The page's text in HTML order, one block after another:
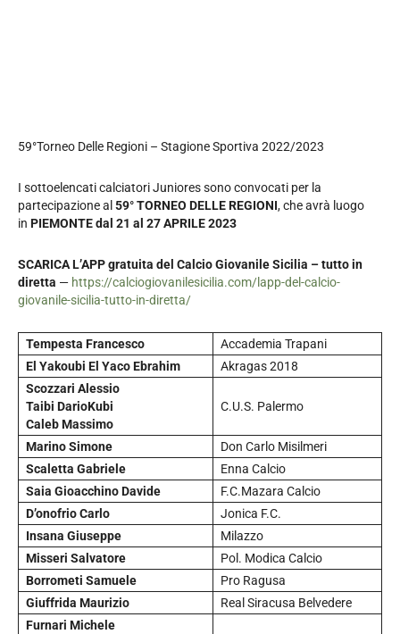
59°Torneo Delle Regioni – Stagione Sportiva 2022/2023
I sottoelencati calciatori Juniores sono convocati per la
partecipazione al 59° TORNEO DELLE REGIONI, che avrà luogo
in PIEMONTE dal 21 al 27 APRILE 2023
SCARICA L’APP gratuita del Calcio Giovanile Sicilia – tutto in
diretta — https://calciogiovanilesicilia.com/lapp-del-calcio-
giovanile-sicilia-tutto-in-diretta/
Tempesta Francesco
Accademia Trapani
El Yakoubi El Yaco Ebrahim
Akragas 2018
Scozzari Alessio
Taibi DarioKubi
Caleb Massimo
C.U.S. Palermo
Marino Simone
Don Carlo Misilmeri
Scaletta Gabriele
Enna Calcio
Saia Gioacchino Davide
F.C.Mazara Calcio
D’onofrio Carlo
Jonica F.C.
Insana Giuseppe
Milazzo
Misseri Salvatore
Pol. Modica Calcio
Borrometi Samuele
Pro Ragusa
Giuffrida Maurizio
Real Siracusa Belvedere
Furnari Michele